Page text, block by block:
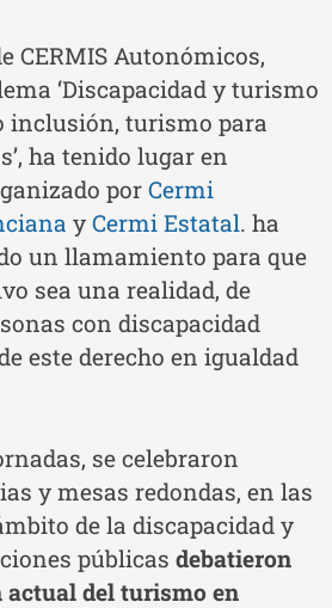
CERMIS Autonómicos,
‘Discapacidad y turismo
inclusión, turismo para
ha tenido lugar en
por Cermi
y Cermi Estatal. ha
un llamamiento para que
sea una realidad, de
con discapacidad
este derecho en igualdad
se celebraron
y mesas redondas, en las
de la discapacidad y
públicas debatieron
actual del turismo en